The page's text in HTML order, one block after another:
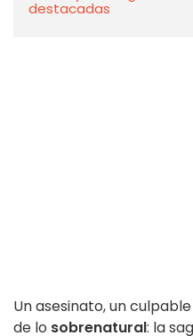
destacadas
Un asesinato, un
de lo sobrenatural: la